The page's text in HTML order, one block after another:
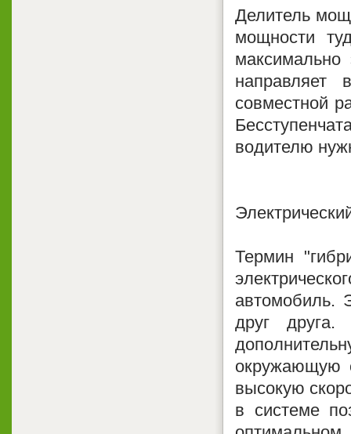
Делитель
мощности
максимально
направляет
совместной
водителю
Термин
автомобиль.
друг друга.
окружающую
высокую
в системе